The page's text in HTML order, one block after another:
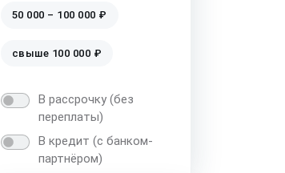
50 000 – 100 000 ₽
свыше 100 000 ₽
В рассрочку (без
переплаты)
В кредит (с банком-
партнёром)